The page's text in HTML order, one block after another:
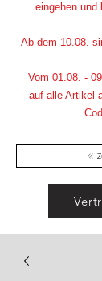
eingehen und
Ab dem 10.08.
Vom 01.08. -
auf alle Artikel